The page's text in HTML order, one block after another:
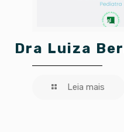
Dra Luiza
Leia mais